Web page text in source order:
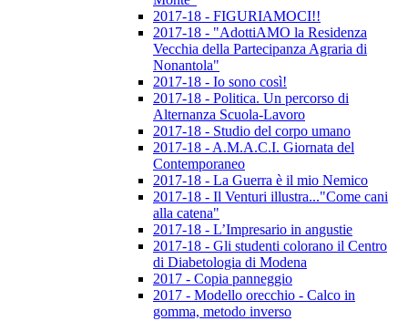
2017-18 - FIGURIAMOCI!!
2017-18 - "AdottiAMO la Residenza
Vecchia della Partecipanza Agraria di
Nonantola"
2017-18 - Io sono così!
2017-18 - Politica. Un percorso di
Alternanza Scuola-Lavoro
2017-18 - Studio del corpo umano
2017-18 - A.M.A.C.I. Giornata del
Contemporaneo
2017-18 - La Guerra è il mio Nemico
2017-18 - Il Venturi illustra..."Come cani
alla catena"
2017-18 - L’Impresario in angustie
2017-18 - Gli studenti colorano il Centro
di Diabetologia di Modena
2017 - Copia panneggio
2017 - Modello orecchio - Calco in
gomma, metodo inverso